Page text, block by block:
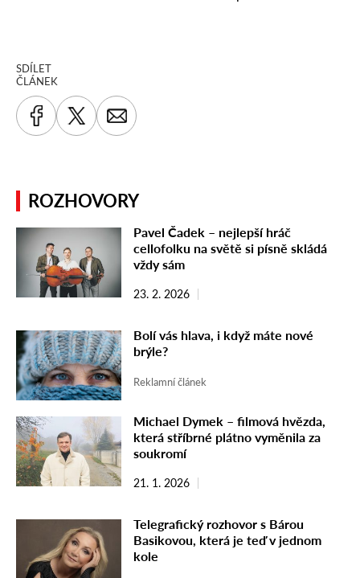
SDÍLET
ČLÁNEK
ROZHOVORY
Pavel Čadek – nejlepší hráč
cellofolku na světě si písně skládá
vždy sám
23. 2. 2026
Bolí vás hlava, i když máte nové
brýle?
Reklamní článek
Michael Dymek – filmová hvězda,
která stříbrné plátno vyměnila za
soukromí
21. 1. 2026
Telegrafický rozhovor s Bárou
Basikovou, která je teď v jednom
kole